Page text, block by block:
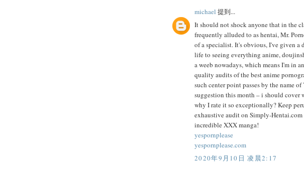
michael 提到...
It should not shock anyone that in the
frequently alluded to as hentai, Mr.
of a specialist. It's obvious, I've given a
life to seeing everything anime,
a weeb nowadays, which means I'm in
quality audits of the best anime
such center point passes by the name of
suggestion this month – i should cover
why I rate it so exceptionally? Keep
exhaustive audit on Simply-Hentai.com
incredible XXX manga!
yespornplease
yespornplease.com
2020年9月10日 凌晨2:17